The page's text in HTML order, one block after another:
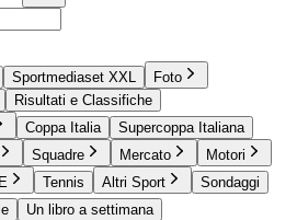
Sportmediaset XXL
Foto
Risultati e Classifiche
Coppa Italia
Supercoppa Italiana
Squadre Mercato
Motori
Tennis Altri Sport
Sondaggi
Un libro a settimana